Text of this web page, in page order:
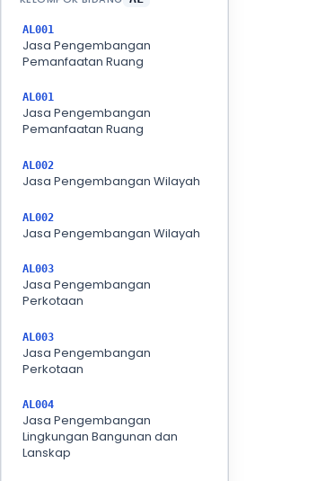
AL001
Jasa Pengembangan
Pemanfaatan Ruang
AL001
Jasa Pengembangan
Pemanfaatan Ruang
AL002
Jasa Pengembangan Wilayah
AL002
Jasa Pengembangan Wilayah
AL003
Jasa Pengembangan
Perkotaan
AL003
Jasa Pengembangan
Perkotaan
AL004
Jasa Pengembangan
Lingkungan Bangunan dan
Lanskap